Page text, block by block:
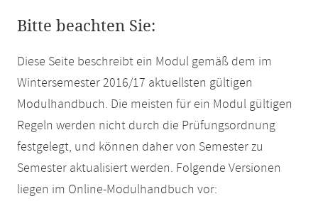
Bitte beachten Sie:
Diese Seite beschreibt ein Modul gemäß dem im
Wintersemester 2016/17 aktuellsten gültigen
Modulhandbuch. Die meisten für ein Modul gültigen
Regeln werden nicht durch die Prüfungsordnung
festgelegt, und können daher von Semester zu
Semester aktualisiert werden. Folgende Versionen
liegen im Online-Modulhandbuch vor: